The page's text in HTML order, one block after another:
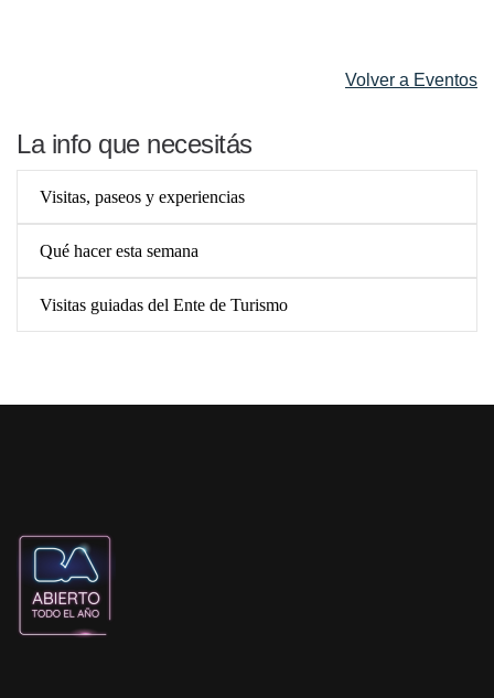
Volver a Eventos
La info que necesitás
Visitas, paseos y experiencias
Qué hacer esta semana
Visitas guiadas del Ente de Turismo